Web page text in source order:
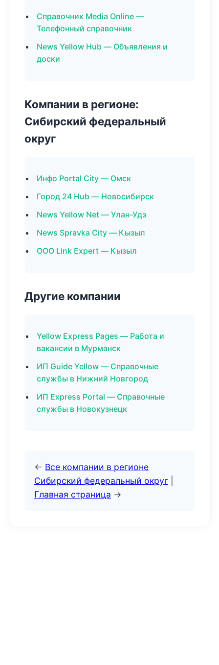
Справочник Media Online —
Телефонный справочник
News Yellow Hub — Объявления и
доски
Компании в регионе:
Сибирский федеральный
округ
Инфо Portal City — Омск
Город 24 Hub — Новосибирск
News Yellow Net — Улан-Удэ
News Spravka City — Кызыл
ООО Link Expert — Кызыл
Другие компании
Yellow Express Pages — Работа и
вакансии в Мурманск
ИП Guide Yellow — Справочные
службы в Нижний Новгород
ИП Express Portal — Справочные
службы в Новокузнецк
← Все компании в регионе
Сибирский федеральный округ
Главная страница →